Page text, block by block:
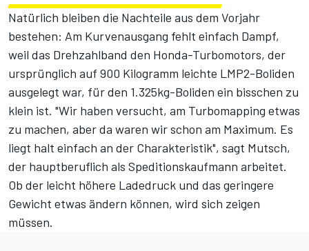
Natürlich bleiben die Nachteile aus dem Vorjahr
bestehen: Am Kurvenausgang fehlt einfach Dampf,
weil das Drehzahlband den Honda-Turbomotors, der
ursprünglich auf 900 Kilogramm leichte LMP2-Boliden
ausgelegt war, für den 1.325kg-Boliden ein bisschen zu
klein ist. "Wir haben versucht, am Turbomapping etwas
zu machen, aber da waren wir schon am Maximum. Es
liegt halt einfach an der Charakteristik", sagt Mutsch,
der hauptberuflich als Speditionskaufmann arbeitet.
Ob der leicht höhere Ladedruck und das geringere
Gewicht etwas ändern können, wird sich zeigen
müssen.